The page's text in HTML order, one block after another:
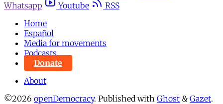
Whatsapp
Youtube
RSS
Home
Español
Media for movements
Podcasts
Donate
About
©2026 openDemocracy. Published with Ghost & Gazet.